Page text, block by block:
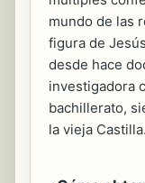
mundo de las
figura de
desde hace
investigadora
bachillerato,
la vieja Castilla.